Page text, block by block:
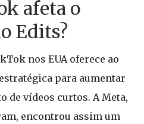
afeta o
Edits?
nos EUA oferece ao
para aumentar
de vídeos curtos. A Meta,
encontrou assim um